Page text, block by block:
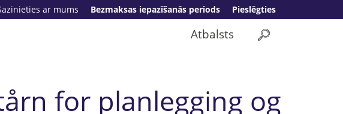
Pieslēgties
Bezmaksas iepazīšanās periods
ar mums
Atbalsts
for planlegging og